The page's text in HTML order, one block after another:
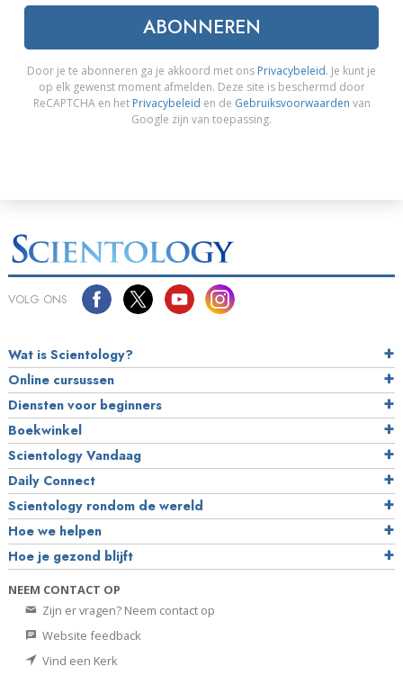
ABONNEREN
Door je te abonneren ga je akkoord met ons Privacybeleid. Je kunt je
op elk gewenst moment afmelden. Deze site is beschermd door
ReCAPTCHA en het Privacybeleid en de Gebruiksvoorwaarden van
Google zijn van toepassing.
VOLG ONS
Wat is Scientology?
Online cursussen
Diensten voor beginners
Boekwinkel
Scientology Vandaag
Daily Connect
Scientology rondom de wereld
Hoe we helpen
Hoe je gezond blijft
NEEM CONTACT OP
Zijn er vragen? Neem contact op
Website feedback
Vind een Kerk